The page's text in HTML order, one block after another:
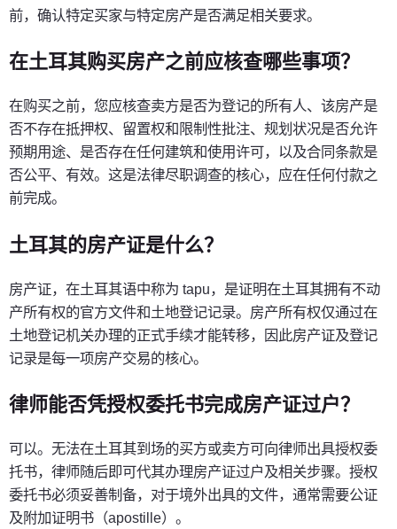
前，确认特定买家与特定房产是否满足相关要求。
在土耳其购买房产之前应核查哪些事项？
在购买之前，您应核查卖方是否为登记的所有人、该房产是
否不存在抵押权、留置权和限制性批注、规划状况是否允许
预期用途、是否存在任何建筑和使用许可，以及合同条款是
否公平、有效。这是法律尽职调查的核心，应在任何付款之
前完成。
土耳其的房产证是什么？
房产证，在土耳其语中称为 tapu，是证明在土耳其拥有不动
产所有权的官方文件和土地登记记录。房产所有权仅通过在
土地登记机关办理的正式手续才能转移，因此房产证及登记
记录是每一项房产交易的核心。
律师能否凭授权委托书完成房产证过户？
可以。无法在土耳其到场的买方或卖方可向律师出具授权委
托书，律师随后即可代其办理房产证过户及相关步骤。授权
委托书必须妥善制备，对于境外出具的文件，通常需要公证
及附加证明书（apostille）。